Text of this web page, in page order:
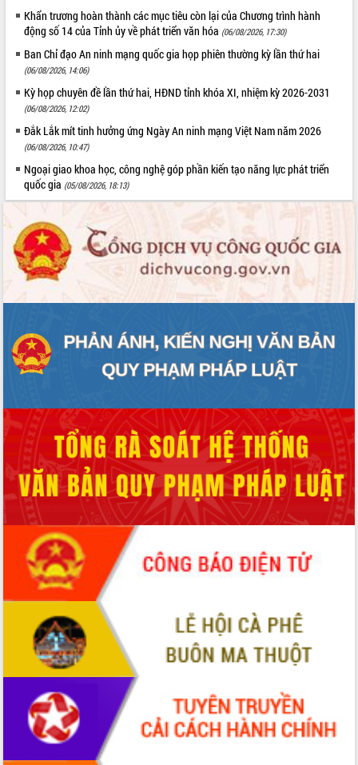
Hội thảo khoa học “Giải pháp thúc đẩy
phát triển nền kinh tế xanh tại tỉnh
Đắk Lắk”
Tăng cường giám sát, đôn đốc thực
hiện nhiệm vụ quản lý tài sản công
hàng tuần
Tháo gỡ những vướng mắc, đẩy mạnh
công tác cải cách thủ tục hành chính
tại Trung tâm Phục vụ hành chính
công tỉnh
Đắk Lắk: Tôn vinh 46 giải pháp tại Hội
thi Sáng tạo Kỹ thuật 2024 - 2025
Đắk Lắk rà soát, điều chỉnh Đề án 190
về phát triển nuôi trồng thủy sản
Phó Chủ tịch UBND tỉnh Đắk Lắk
Trương Công Thái kiểm tra thực địa
Dự án cao tốc Khánh Hòa - Buôn Ma
Thuột
sản sống” trong dòng chảy toàn cầu
Xây dựng nông thôn mới: Nâng cao đời
sống người dân từ những mô hình thiết
Quyết liệt tháo gỡ vướng mắc, đẩy
nhanh tiến độ các dự án trọng điểm
trong Khu kinh tế Nam Phú Yên
Hòn Yến phát triển du lịch gắn với bảo
tồn biển
Lấy ý kiến điều chỉnh Quy hoạch tỉnh
Đắk Lắk thời kỳ 2021-2030, tầm nhìn
đến năm 2050
Phát động chiến dịch 30 ngày đêm
giải phóng mặt bằng Tuyến đường bộ
ven biển
Đắk Lắk nỗ lực thúc đẩy tăng trưởng
kinh tế từ 10% trở lên trong Quý
II/2026
Đắk Lắk ký kết thỏa thuận hợp tác về
chuyển đổi số giai đoạn 2026 – 2030
với Tập đoàn Bưu chính Viễn thông
Việt Nam
Thứ trưởng Bộ Y tế làm việc với tỉnh
Đắk Lắk về phát triển nhân lực y tế
cho trạm y tế cấp xã
Khẩn trương hoàn thành các mục tiêu còn lại của Chương trình hành
động số 14 của Tỉnh ủy về phát triển văn hóa (06/08/2026, 17:30)
Ban Chỉ đạo An ninh mạng quốc gia họp phiên thường kỳ lần thứ hai
(06/08/2026, 14:06)
Kỳ họp chuyên đề lần thứ hai, HĐND tỉnh khóa XI, nhiệm kỳ 2026-2031
(06/08/2026, 12:02)
Đắk Lắk mít tinh hưởng ứng Ngày An ninh mạng Việt Nam năm 2026
(06/08/2026, 10:47)
Ngoại giao khoa học, công nghệ góp phần kiến tạo năng lực phát triển
quốc gia (05/08/2026, 18:13)